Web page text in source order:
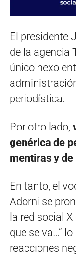
El presidente
de la agencia
único nexo
periodística.
Por otro lado,
genérica de
mentiras y
En tanto, el
Adorni se
la red social
que se va…”
reacciones